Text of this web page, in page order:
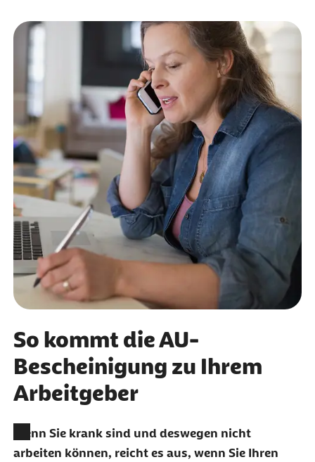
So kommt die AU-
Bescheinigung zu Ihrem
Arbeitgeber
Wenn Sie krank sind und deswegen nicht
arbeiten können, reicht es aus, wenn Sie Ihren